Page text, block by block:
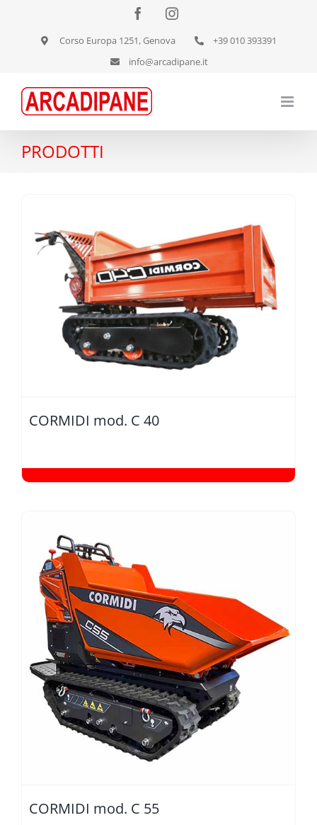
contenuto
FacebookInstagram
Corso Europa 1251, Genova
+39 010 393391
info@arcadipane.it
PRODOTTI
CORMIDI mod. C 40
CORMIDI mod. C 55